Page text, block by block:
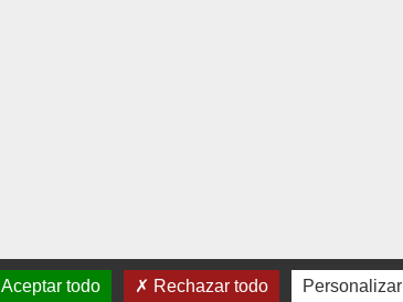
Aceptar todo Rechazar todo Personalizar